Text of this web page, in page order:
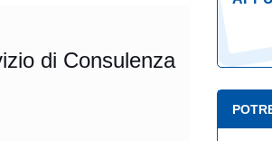
di Consulenza